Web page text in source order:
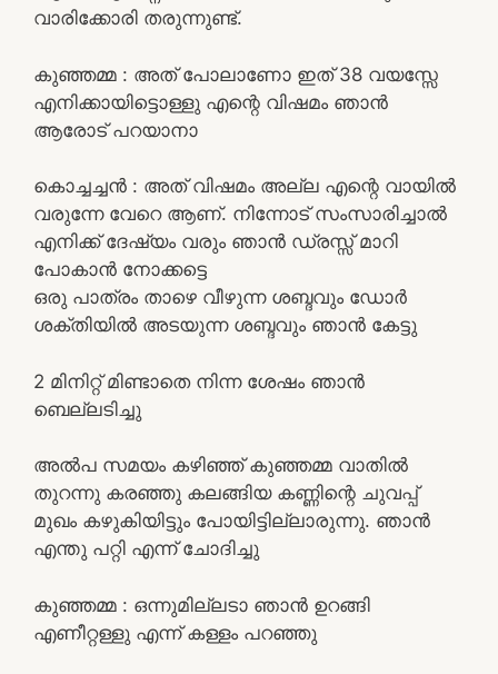
വാരിക്കോരി തരുന്നുണ്ട്.
കുഞ്ഞമ്മ : അത് പോലാണോ ഇത് 38 വയസ്സേ
എനിക്കായിട്ടൊള്ളു എന്റെ വിഷമം ഞാൻ
ആരോട് പറയാനാ
കൊച്ചച്ചൻ : അത് വിഷമം അല്ല എന്റെ വായിൽ
വരുന്നേ വേറെ ആണ്. നിന്നോട് സംസാരിച്ചാൽ
എനിക്ക് ദേഷ്യം വരും ഞാൻ ഡ്രസ്സ്‌ മാറി
പോകാൻ നോക്കട്ടെ
ഒരു പാത്രം താഴെ വീഴുന്ന ശബ്ദവും ഡോർ
ശക്തിയിൽ അടയുന്ന ശബ്ദവും ഞാൻ കേട്ടു
2 മിനിറ്റ് മിണ്ടാതെ നിന്ന ശേഷം ഞാൻ
ബെല്ലടിച്ചു
അൽപ സമയം കഴിഞ്ഞ് കുഞ്ഞമ്മ വാതിൽ
തുറന്നു കരഞ്ഞു കലങ്ങിയ കണ്ണിന്റെ ചുവപ്പ്
മുഖം കഴുകിയിട്ടും പോയിട്ടില്ലാരുന്നു. ഞാൻ
എന്തു പറ്റി എന്ന് ചോദിച്ചു
കുഞ്ഞമ്മ : ഒന്നുമില്ലടാ ഞാൻ ഉറങ്ങി
എണീറ്റള്ളു എന്ന് കള്ളം പറഞ്ഞു